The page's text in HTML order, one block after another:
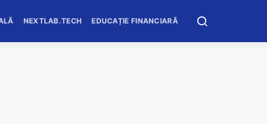
NEXTLAB.TECH EDUCAȚIE FINANCIARĂ